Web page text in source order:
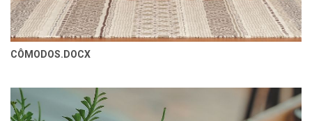
CÔMODOS.DOCX